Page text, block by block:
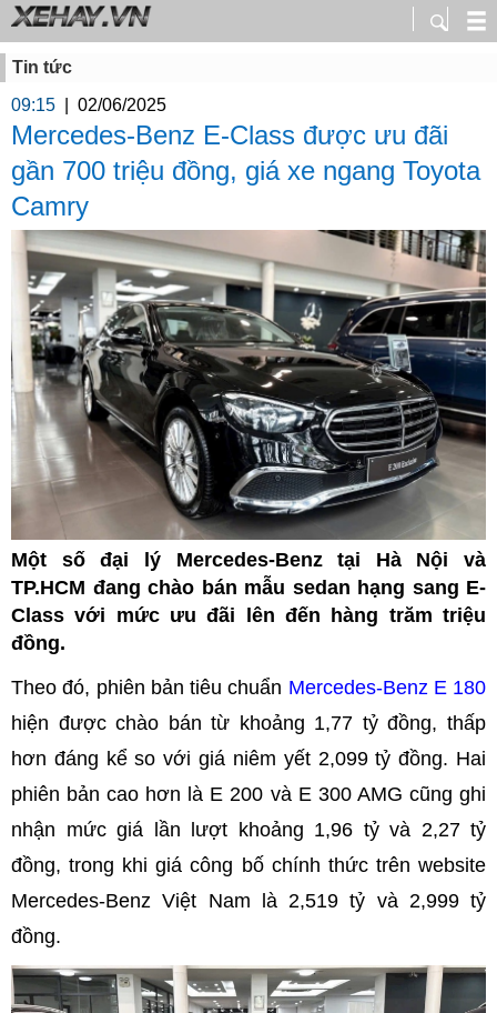
Tin tức
09:15
02/06/2025
Mercedes-Benz E-Class được ưu đãi
gần 700 triệu đồng, giá xe ngang Toyota
Camry
Một số đại lý Mercedes-Benz tại Hà Nội và
TP.HCM đang chào bán mẫu sedan hạng sang E-
Class với mức ưu đãi lên đến hàng trăm triệu
đồng.
Theo đó, phiên bản tiêu chuẩn Mercedes-Benz E 180
hiện được chào bán từ khoảng 1,77 tỷ đồng, thấp
hơn đáng kể so với giá niêm yết 2,099 tỷ đồng. Hai
phiên bản cao hơn là E 200 và E 300 AMG cũng ghi
nhận mức giá lần lượt khoảng 1,96 tỷ và 2,27 tỷ
đồng, trong khi giá công bố chính thức trên website
Mercedes-Benz Việt Nam là 2,519 tỷ và 2,999 tỷ
đồng.